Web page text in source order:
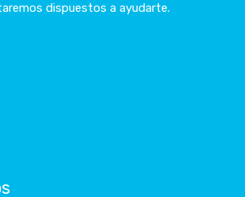
dispuestos a ayudarte.